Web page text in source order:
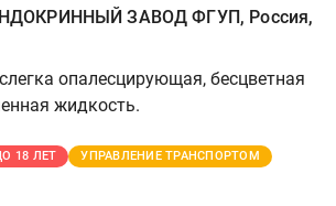
ЗАВОД ФГУП, Россия,
опалесцирующая, бесцветная
жидкость.
18 ЛЕТ УПРАВЛЕНИЕ ТРАНСПОРТОМ